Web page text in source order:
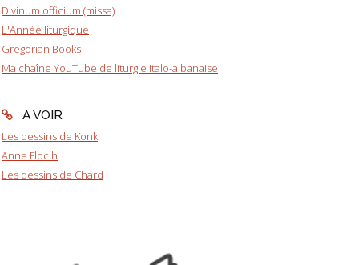
Divinum officium (missa)
L'Année liturgique
Gregorian Books
Ma chaîne YouTube de liturgie italo-albanaise
A VOIR
Les dessins de Konk
Anne Floc'h
Les dessins de Chard